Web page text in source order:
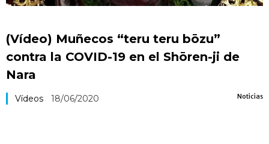
Tecnología
Vida
(Vídeo) Muñecos “teru teru bōzu”
contra la COVID-19 en el Shōren-ji de
Nara
Noticias
Vídeos 18/06/2020